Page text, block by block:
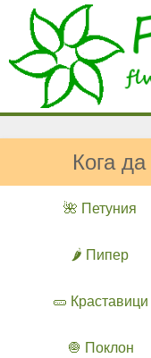
Кога
🌺 Петуния
🌶️ Пипер
🥒 Краставици
🧅 Поклон